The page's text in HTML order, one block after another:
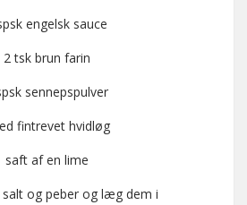
engelsk sauce
2 tsk brun farin
sennepspulver
fintrevet hvidløg
saft af en lime
salt og peber og læg dem i